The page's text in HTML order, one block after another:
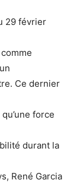
29 février
Ce dernier
force
durant la
René Garcia